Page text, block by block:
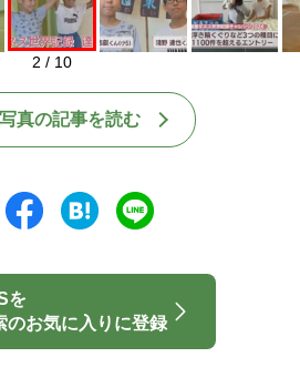
2 / 10
真の記事を読む
を
のお気に入りに登録